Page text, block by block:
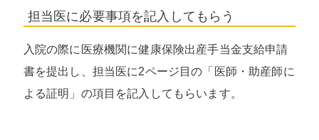
担当医に必要事項を記入してもらう
入院の際に医療機関に健康保険出産手当金支給申請
書を提出し、担当医に2ページ目の「医師・助産師に
よる証明」の項目を記入してもらいます。